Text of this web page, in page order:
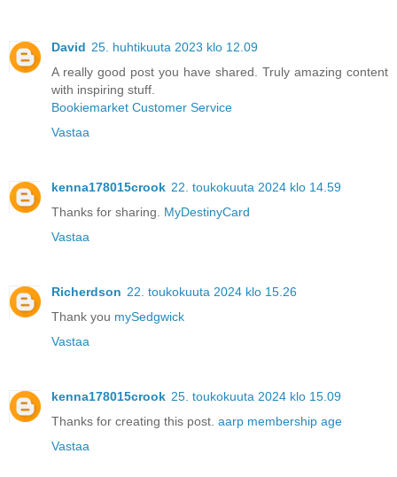
David 25. huhtikuuta 2023 klo 12.09
A really good post you have shared. Truly amazing content
with inspiring stuff.
Bookiemarket Customer Service
Vastaa
kenna178015crook 22. toukokuuta 2024 klo 14.59
Thanks for sharing. MyDestinyCard
Vastaa
Richerdson 22. toukokuuta 2024 klo 15.26
Thank you mySedgwick
Vastaa
kenna178015crook 25. toukokuuta 2024 klo 15.09
Thanks for creating this post. aarp membership age
Vastaa